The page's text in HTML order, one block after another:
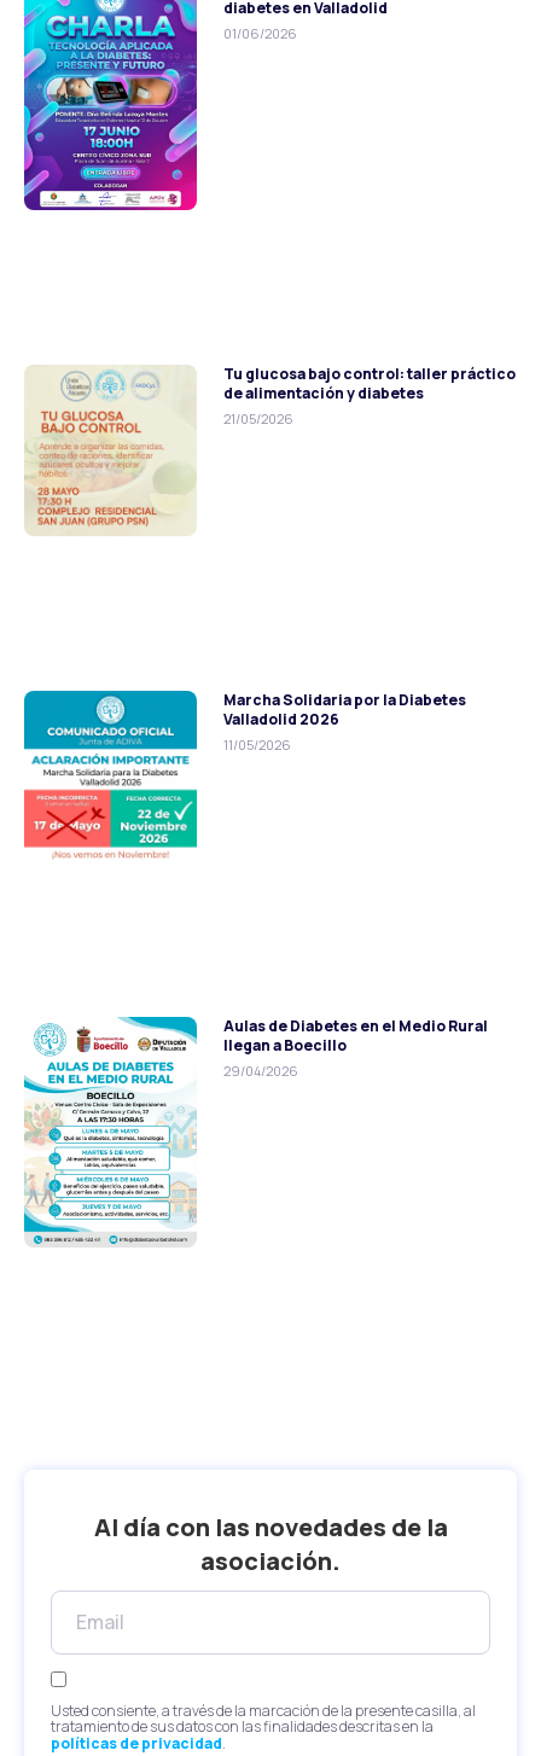
diabetes en Valladolid
01/06/2026
Tu glucosa bajo control: taller práctico
de alimentación y diabetes
21/05/2026
Marcha Solidaria por la Diabetes
Valladolid 2026
11/05/2026
Aulas de Diabetes en el Medio Rural
llegan a Boecillo
29/04/2026
Al día con las novedades de la
asociación.
Usted consiente, a través de la marcación de la presente casilla, al
tratamiento de sus datos con las finalidades descritas en la
políticas de privacidad.